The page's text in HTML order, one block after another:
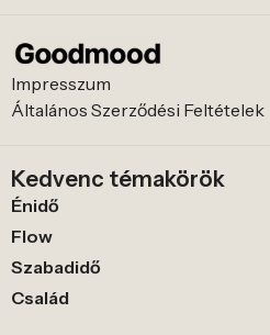
Impresszum
Általános Szerződési Feltételek
Kedvenc témakörök
Énidő
Flow
Szabadidő
Család